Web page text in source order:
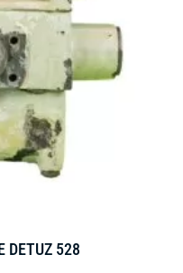
DETUZ 528